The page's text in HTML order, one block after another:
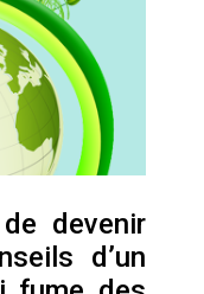
contre l’IA
le projet de
et copie
unien »
à
artificielle
devenir
d’un